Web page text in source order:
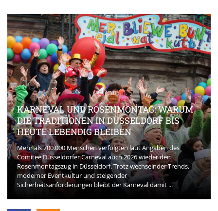
KARNEVAL UND ROSENMONTAG: WARUM
DIE TRADITIONEN IN DÜSSELDORF BIS
HEUTE LEBENDIG BLEIBEN
Mehr als 700.000 Menschen verfolgten laut Angaben des
Comitee Düsseldorfer Carneval auch 2026 wieder den
Rosenmontagszug in Düsseldorf. Trotz wechselnder Trends,
moderner Eventkultur und steigender
Sicherheitsanforderungen bleibt der Karneval damit ...